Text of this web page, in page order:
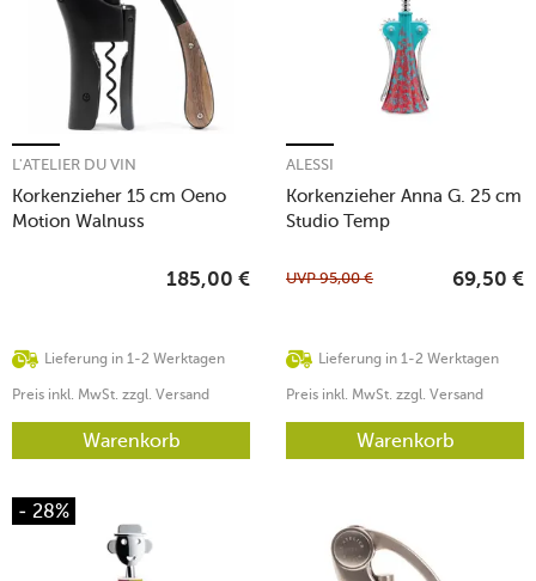
Korkenzieher 15 cm Oeno
Motion Walnuss
L'ATELIER DU VIN
Lieferung in 1-2 Werktagen
185,00 €
Preis inkl. MwSt. zzgl. Versand
Warenkorb
Korkenzieher Anna G. 25 cm
Studio Temp
ALESSI
Lieferung in 1-2 Werktagen
UVP95,00 € 69,50 €
Preis inkl. MwSt. zzgl. Versand
Warenkorb
- 28%